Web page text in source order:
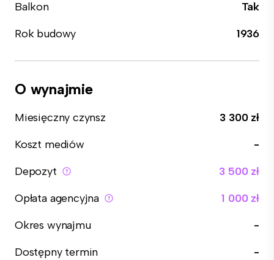
Balkon
Tak
Rok budowy
1936
O wynajmie
Miesięczny czynsz
3 300 zł
Koszt mediów
-
Depozyt
3 500 zł
Opłata agencyjna
1 000 zł
Okres wynajmu
-
Dostępny termin
-